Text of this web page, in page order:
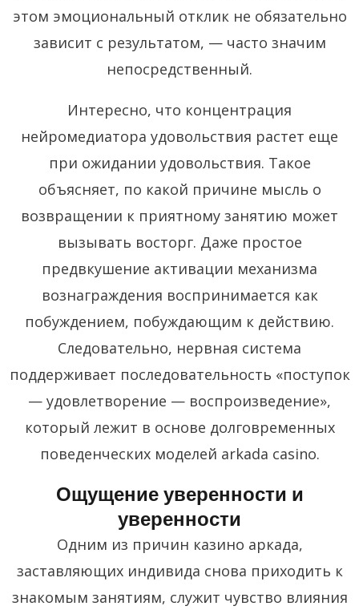
этом эмоциональный отклик не обязательно
зависит с результатом, — часто значим
непосредственный.
Интересно, что концентрация
нейромедиатора удовольствия растет еще
при ожидании удовольствия. Такое
объясняет, по какой причине мысль о
возвращении к приятному занятию может
вызывать восторг. Даже простое
предвкушение активации механизма
вознаграждения воспринимается как
побуждением, побуждающим к действию.
Следовательно, нервная система
поддерживает последовательность «поступок
— удовлетворение — воспроизведение»,
который лежит в основе долговременных
поведенческих моделей arkada casino.
Ощущение уверенности и
уверенности
Одним из причин казино аркада,
заставляющих индивида снова приходить к
знакомым занятиям, служит чувство влияния